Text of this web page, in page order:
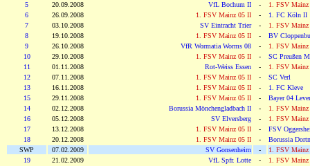
5
20.09.2008 VfL Bochum II -
1. FSV
6
26.09.2008 1. FSV Mainz 05 II -
1. FC Köln II
7
03.10.2008 SV Eintracht Trier -
1. FSV
8
19.10.2008 1. FSV Mainz 05 II -
BV
9
26.10.2008 VfR Wormatia Worms 08 -
1. FSV
10
29.10.2008 1. FSV Mainz 05 II -
SC Preußen
11
01.11.2008 Rot-Weiss Essen -
1. FSV
12
07.11.2008 1. FSV Mainz 05 II -
SC Verl
13
16.11.2008 1. FSV Mainz 05 II -
1. FC Kleve
15
29.11.2008 1. FSV Mainz 05 II -
Bayer 04
14
02.12.2008 Borussia Mönchengladbach II -
1. FSV
16
05.12.2008 SV Elversberg -
1. FSV
17
13.12.2008 1. FSV Mainz 05 II -
FSV
18
20.12.2008 1. FSV Mainz 05 II -
Borussia
SWP
07.02.2009 SV Gonsenheim -
1. FSV
19
21.02.2009 VfL Spfr. Lotte -
1. FSV